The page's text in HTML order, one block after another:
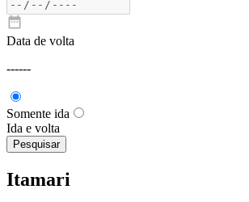
Data de volta
------
Somente ida
Ida e volta
Pesquisar
Itamari